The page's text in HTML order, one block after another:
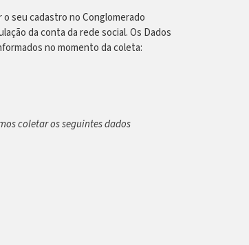
o seu cadastro no Conglomerado
da conta da rede social. Os Dados
no momento da coleta:
coletar os seguintes dados